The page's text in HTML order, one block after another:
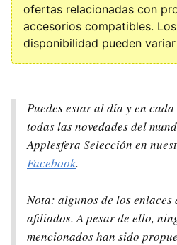
ofertas relacionadas con
accesorios compatibles.
disponibilidad pueden
Puedes estar al día y en
todas las novedades del
Applesfera Selección en
Facebook.
Nota: algunos de los
afiliados. A pesar de ello,
mencionados han sido